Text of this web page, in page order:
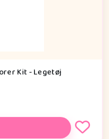
Kit - Legetøj